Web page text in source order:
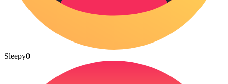
Sleepy0